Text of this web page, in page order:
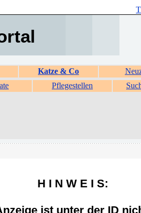
Katze & Co
Pflegestellen
H I N W E I S:
ist unter der ID